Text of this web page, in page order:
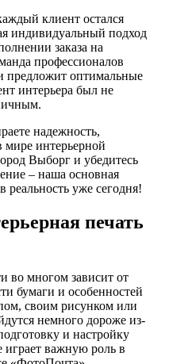
клиент остался
индивидуальный подход
заказа на
профессионалов
предложит оптимальные
интерьера был не
надежность,
мире интерьерной
Выборг и убедитесь
– наша основная
реальность уже сегодня!
печать
во многом зависит от
бумаги и особенностей
своим рисунком или
немного дороже из-
и настройку
играет важную роль в